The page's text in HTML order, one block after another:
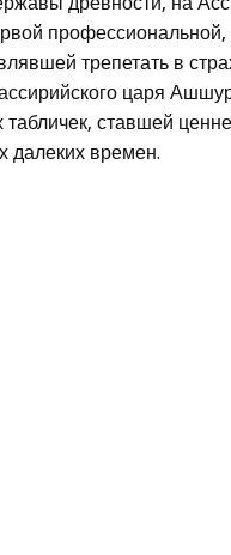
трепетать в
царя
ставшей
далеких времен.